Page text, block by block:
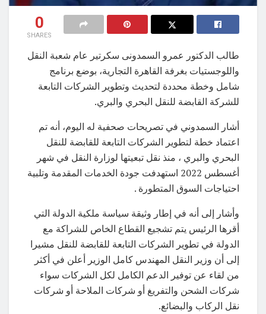
0
SHARES
طالب الدكتور عمرو السمدونى سكرتير عام شعبة النقل
واللوجستيات بغرفة القاهرة التجارية، بوضع برنامج
شامل وخطة محددة لتحديث وتطوير الشركات التابعة
للشركة القابضة للنقل البحري والبري.
أشار السمدوني في تصريحات صحفية له اليوم، أنه تم
اعتماد خطة لتطوير الشركات التابعة للقابضة للنقل
البحري والبري ، منذ نقل تبعيتها لوزارة النقل في شهر
أغسطس 2022 استهدفت جودة الخدمات المقدمة وتلبية
احتياجات السوق المتطورة .
وأشار إلى أنه في إطار وثيقة سياسة ملكية الدولة التي
أقرها الرئيس يتم تشجيع القطاع الخاص للشراكة مع
الدولة في تطوير الشركات التابعة للقابضة للنقل مشيرا
إلى أن وزير النقل المهندس كامل الوزير أعلن في أكثر
من لقاء عن توفير الدعم الكامل لكل الشركات سواء
شركات الشحن والتفريغ أو شركات الملاحة أو شركات
نقل الركاب والبضائع.